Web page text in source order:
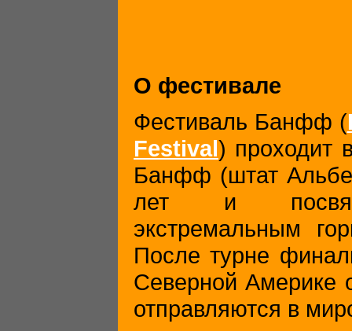
О фестивале
Фестиваль Банфф (
Festival) проходит
Банфф (штат
лет и
экстремальным
После турне
Северной Америке
отправляются в